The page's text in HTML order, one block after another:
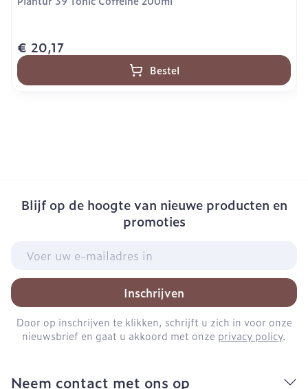
€ 20,17
Bestel
Blijf op de hoogte van nieuwe producten en
promoties
Inschrijven
Door op inschrijven te klikken, schrijft u zich in voor onze
nieuwsbrief en gaat u akkoord met onze privacy policy.
Neem contact met ons op